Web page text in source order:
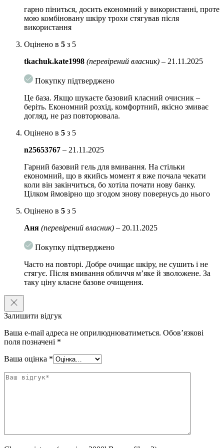
гарно піниться, досить економний у використанні, проте
мою комбіновану шкіру трохи стягував після
використання
Оцінено в 5 з 5
tkachuk.kate1998 (перевірений власник) – 21.11.2025
Покупку підтверджено
Це база. Якщо шукаєте базовий класний очисник –
беріть. Економний розхід, комфортний, якісно змиває
догляд, не раз повторювала.
Оцінено в 5 з 5
n25653767 – 21.11.2025
Гарний базовий гель для вмивання. На стільки
економний, що в якийсь момент я вже почала чекати
коли він закінчиться, бо хотіла почати нову банку.
Цілком ймовірно що згодом знову повернусь до нього
Оцінено в 5 з 5
Аня (перевірений власник) – 20.11.2025
Покупку підтверджено
Часто на повторі. Добре очищає шкіру, не сушить і не
стягує. Після вмивання обличчя м’яке й зволожене. За
таку ціну класне базове очищення.
Залишити відгук
Ваша e-mail адреса не оприлюднюватиметься. Обов’язкові
поля позначені *
Ваша оцінка *